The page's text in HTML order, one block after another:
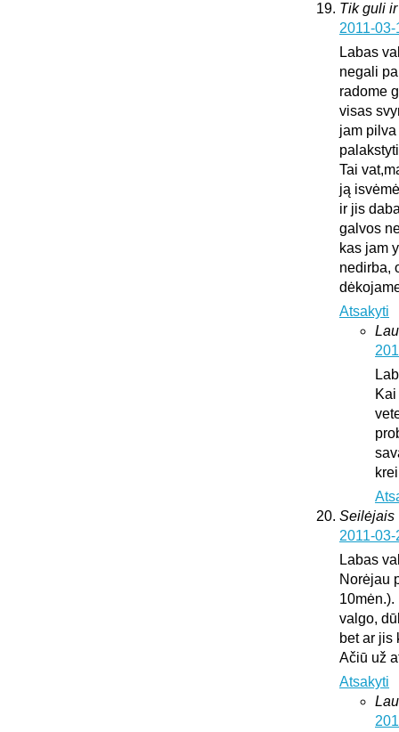
Tik guli
2011-
Labas
negali
radome
visas
jam
Tai
ją
ir jis
galvos
kas jam
nedirba,
Atsakyti
Seilėjais
2011-
Labas
Norėjau
valgo,
bet ar jis
Ačiū už
Atsakyti